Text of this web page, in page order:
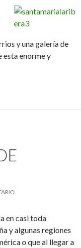
y una galería de
esta enorme y
en casi toda
y algunas regiones
o que al llegar a